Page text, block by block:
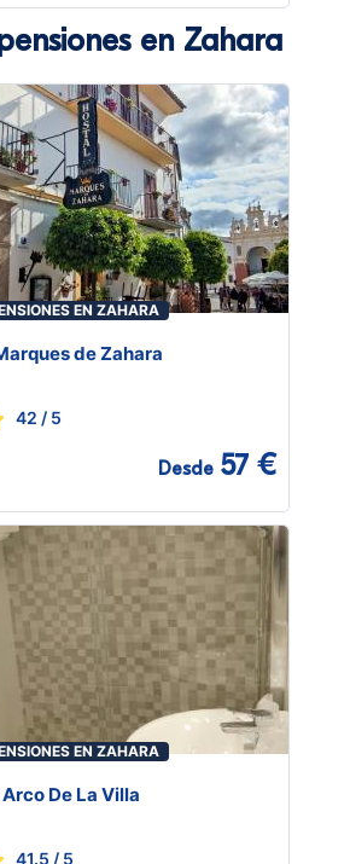
en Zahara
EN ZAHARA
de Zahara
42 / 5
Desde 57 €
EN ZAHARA
De La Villa
41.5 / 5